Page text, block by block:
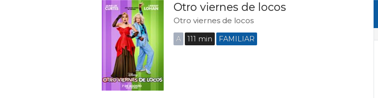
Otro viernes de locos
Otro viernes de locos
A 111 min FAMILIAR